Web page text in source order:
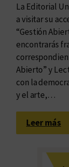
e
n
t
o
s
La Editorial
a visitar su
“Gestión
encontrarás
Abierto” y
con la
y el arte,…
Leer más:
I